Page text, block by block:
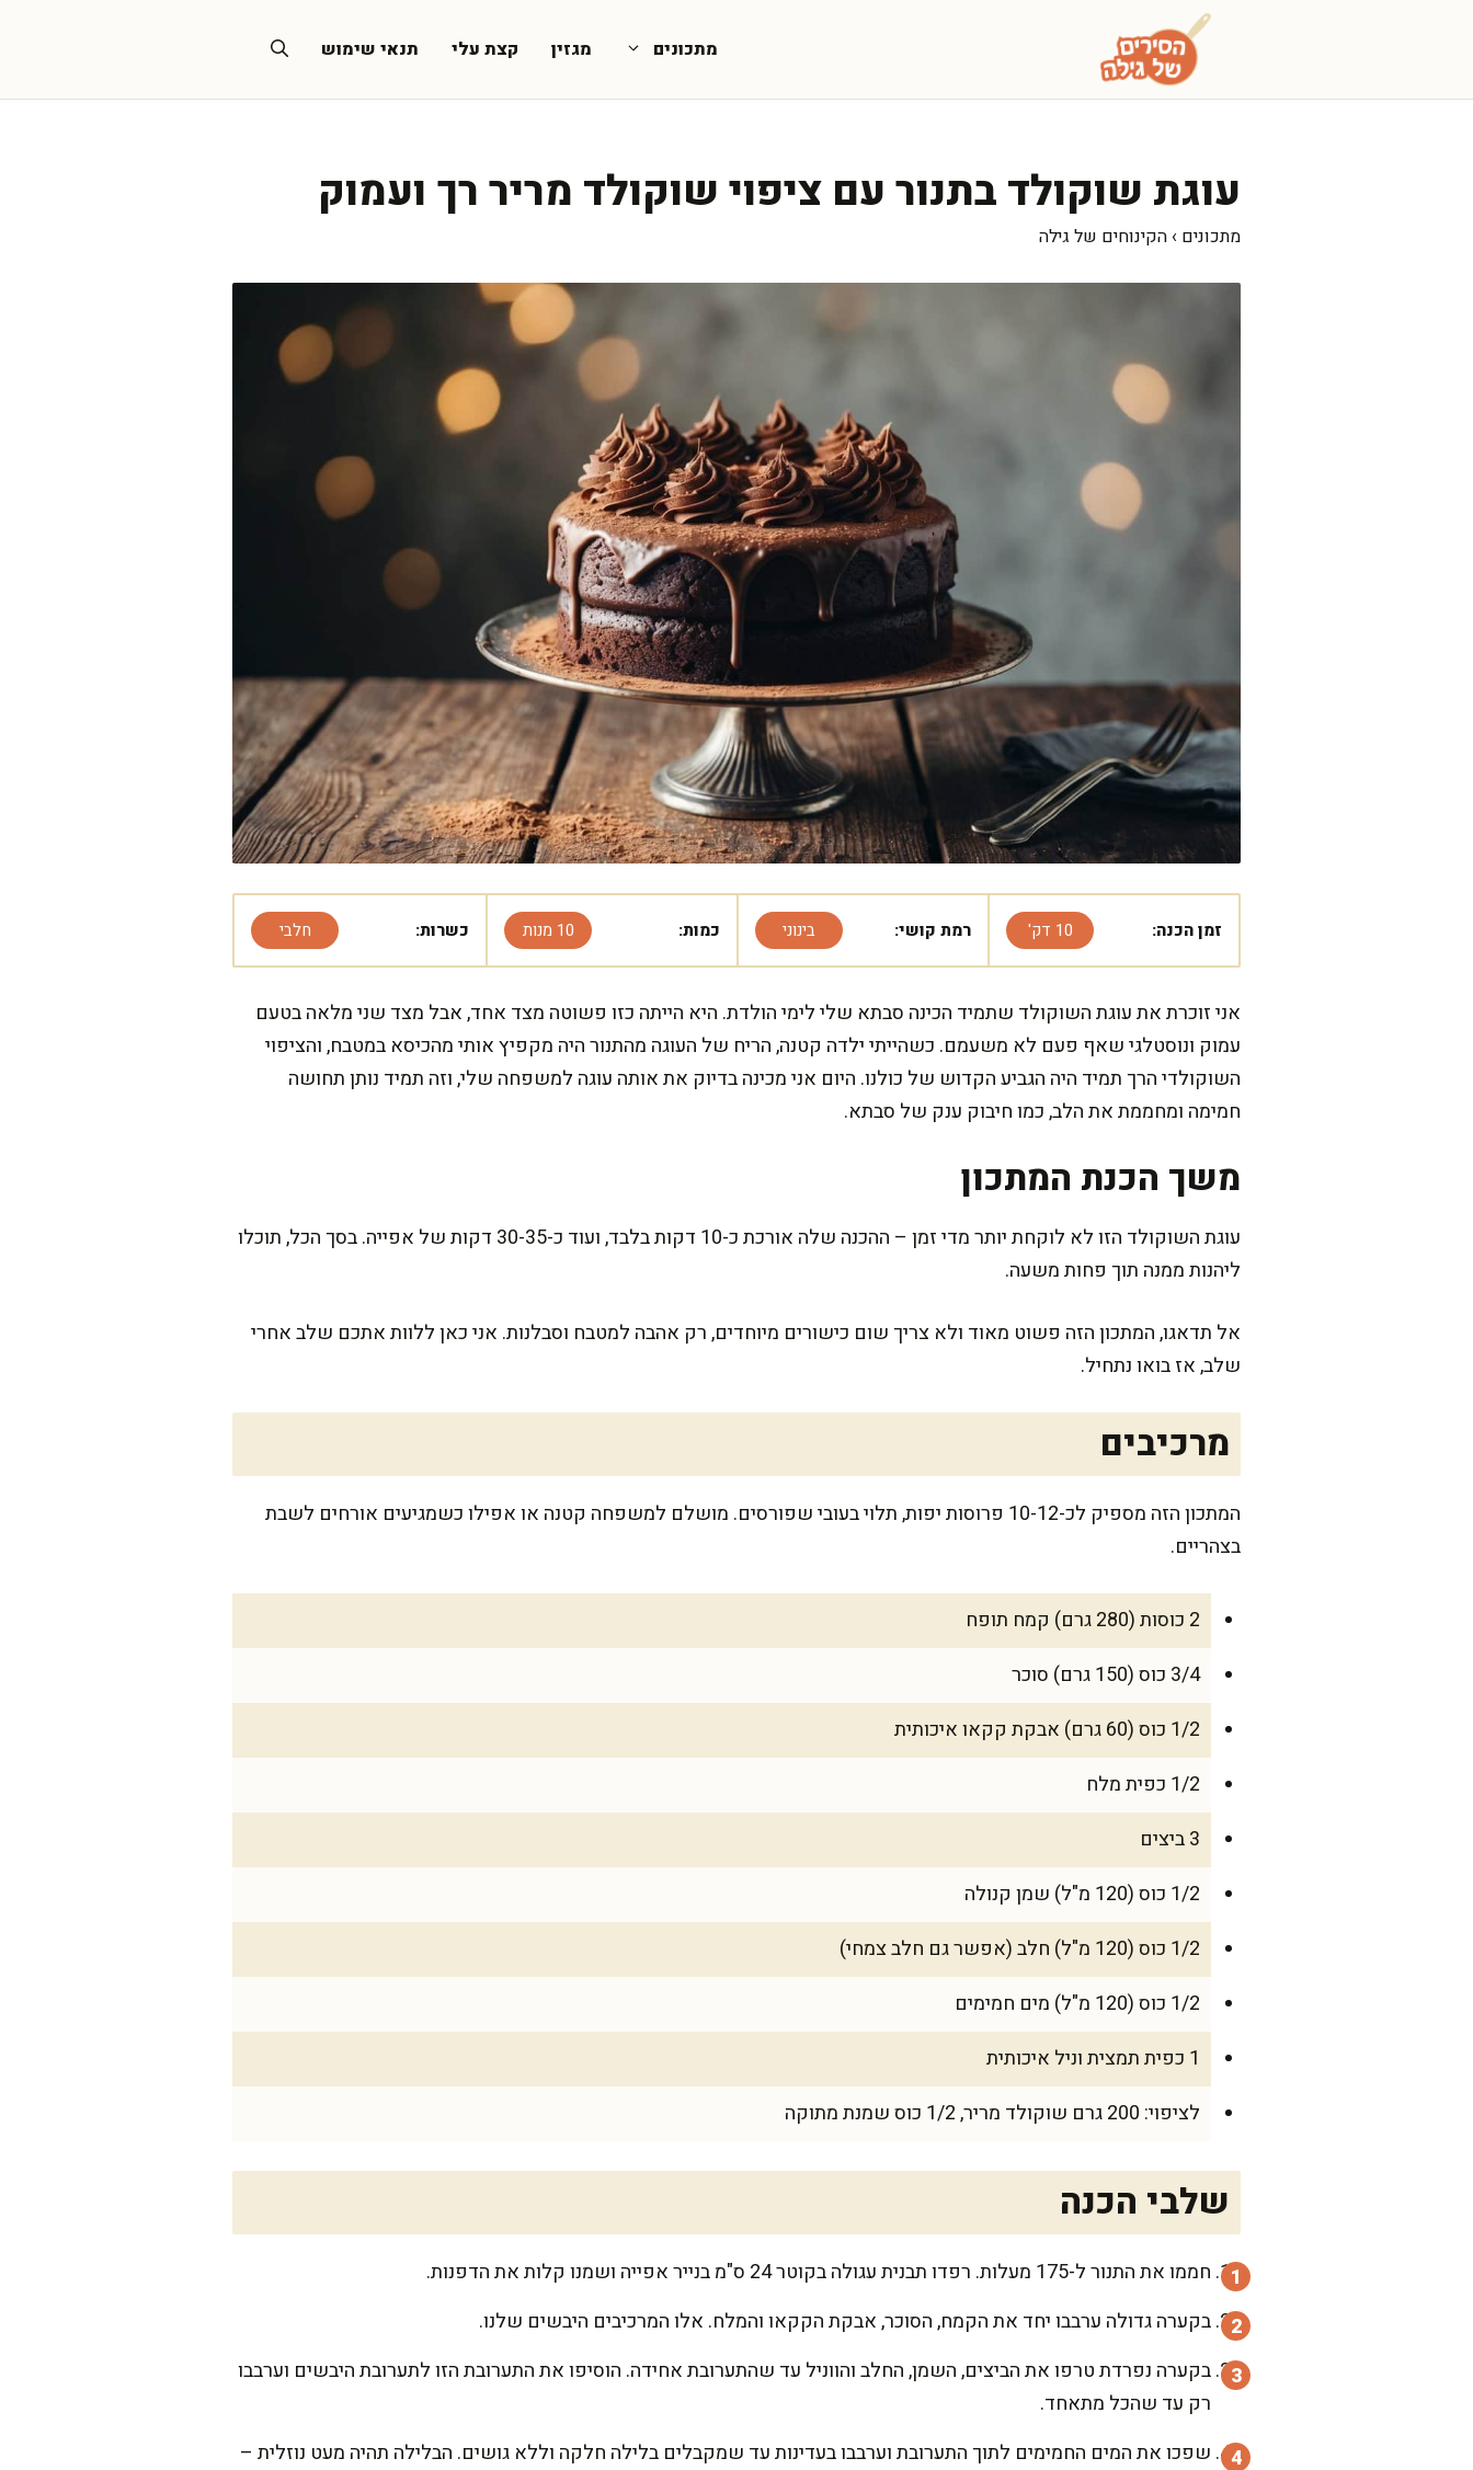
מתכונים מגזין קצת עלי תנאי שימוש
עוגת שוקולד בתנור עם ציפוי שוקולד מריר רך ועמוק
מתכונים › הקינוחים של גילה
זמן הכנה: 10 דק' רמת קושי: בינוני כמות: 10 מנות כשרות: חלבי
אני זוכרת את עוגת השוקולד שתמיד הכינה סבתא שלי לימי הולדת. היא הייתה כזו פשוטה מצד אחד, אבל מצד שני מלאה בטעם
עמוק ונוסטלגי שאף פעם לא משעמם. כשהייתי ילדה קטנה, הריח של העוגה מהתנור היה מקפיץ אותי מהכיסא במטבח, והציפוי
השוקולדי הרך תמיד היה הגביע הקדוש של כולנו. היום אני מכינה בדיוק את אותה עוגה למשפחה שלי, וזה תמיד נותן תחושה
חמימה ומחממת את הלב, כמו חיבוק ענק של סבתא.
משך הכנת המתכון
עוגת השוקולד הזו לא לוקחת יותר מדי זמן – ההכנה שלה אורכת כ-10 דקות בלבד, ועוד כ-30-35 דקות של אפייה. בסך הכל, תוכלו
ליהנות ממנה תוך פחות משעה.
אל תדאגו, המתכון הזה פשוט מאוד ולא צריך שום כישורים מיוחדים, רק אהבה למטבח וסבלנות. אני כאן ללוות אתכם שלב אחרי
שלב, אז בואו נתחיל.
מרכיבים
המתכון הזה מספיק לכ-10-12 פרוסות יפות, תלוי בעובי שפורסים. מושלם למשפחה קטנה או אפילו כשמגיעים אורחים לשבת
בצהריים.
2 כוסות (280 גרם) קמח תופח
3/4 כוס (150 גרם) סוכר
1/2 כוס (60 גרם) אבקת קקאו איכותית
1/2 כפית מלח
3 ביצים
1/2 כוס (120 מ"ל) שמן קנולה
1/2 כוס (120 מ"ל) חלב (אפשר גם חלב צמחי)
1/2 כוס (120 מ"ל) מים חמימים
1 כפית תמצית וניל איכותית
לציפוי: 200 גרם שוקולד מריר, 1/2 כוס שמנת מתוקה
שלבי הכנה
חממו את התנור ל-175 מעלות. רפדו תבנית עגולה בקוטר 24 ס"מ בנייר אפייה ושמנו קלות את הדפנות.
בקערה גדולה ערבבו יחד את הקמח, הסוכר, אבקת הקקאו והמלח. אלו המרכיבים היבשים שלנו.
בקערה נפרדת טרפו את הביצים, השמן, החלב והווניל עד שהתערובת אחידה. הוסיפו את התערובת הזו לתערובת היבשים וערבבו
רק עד שהכל מתאחד.
שפכו את המים החמימים לתוך התערובת וערבבו בעדינות עד שמקבלים בלילה חלקה וללא גושים. הבלילה תהיה מעט נוזלית –